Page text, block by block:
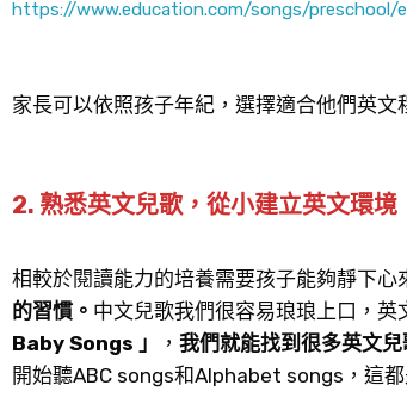
https://www.education.com/songs/preschool/
家長可以依照孩子年紀，選擇適合他們英
2. 熟悉英文兒歌，從小建立英文環境
相較於閱讀能力的培養需要孩子能夠靜下心
的習慣。 中文兒歌我們很容易琅琅上口，英
Baby Songs 」
， 我們就能找到很多英文兒
開始聽ABC songs和Alphabet songs，這